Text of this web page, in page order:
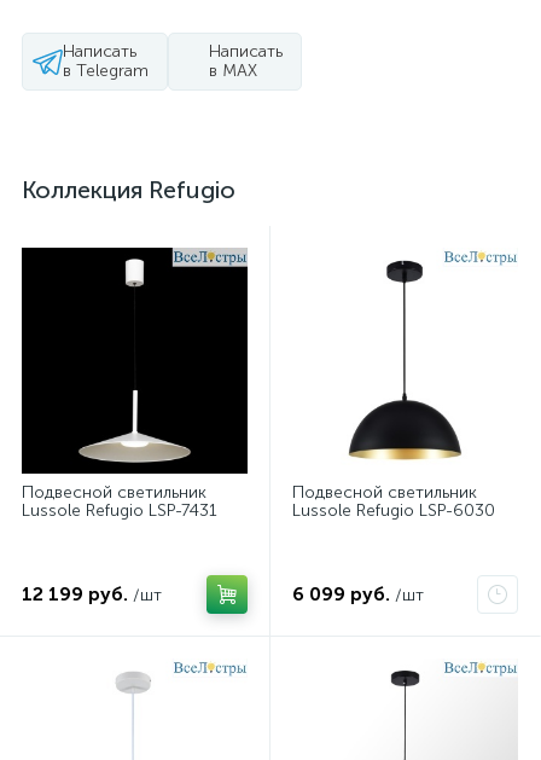
Написать
в Telegram
Написать
в MAX
Коллекция Refugio
Подвесной светильник
Lussole Refugio LSP-7431
12 199 руб. /шт
Подвесной светильник
Lussole Refugio LSP-6030
6 099 руб. /шт